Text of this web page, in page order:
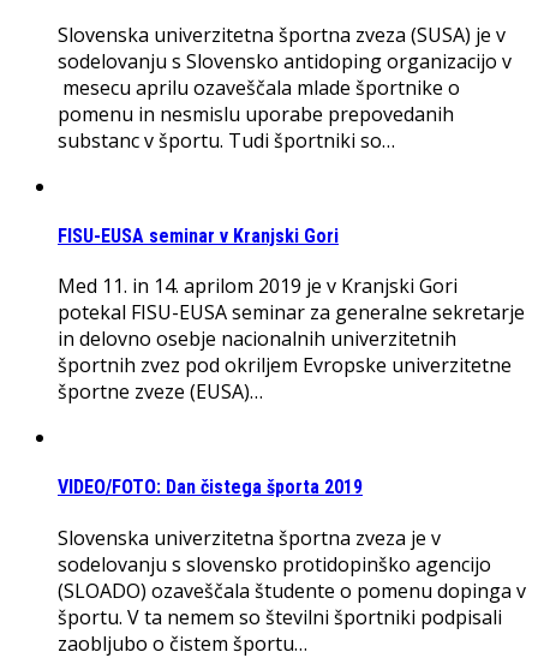
Slovenska univerzitetna športna zveza (SUSA) je v
sodelovanju s Slovensko antidoping organizacijo v
mesecu aprilu ozaveščala mlade športnike o
pomenu in nesmislu uporabe prepovedanih
substanc v športu. Tudi športniki so…
FISU-EUSA seminar v Kranjski Gori
Med 11. in 14. aprilom 2019 je v Kranjski Gori
potekal FISU-EUSA seminar za generalne sekretarje
in delovno osebje nacionalnih univerzitetnih
športnih zvez pod okriljem Evropske univerzitetne
športne zveze (EUSA)…
VIDEO/FOTO: Dan čistega športa 2019
Slovenska univerzitetna športna zveza je v
sodelovanju s slovensko protidopinško agencijo
(SLOADO) ozaveščala študente o pomenu dopinga v
športu. V ta nemem so številni športniki podpisali
zaobljubo o čistem športu…